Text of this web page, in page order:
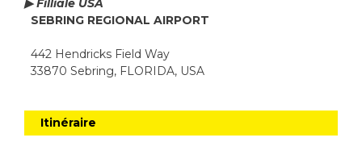
▶ Filliale USA
SEBRING REGIONAL AIRPORT
442 Hendricks Field Way
33870 Sebring, FLORIDA, USA
Itinéraire